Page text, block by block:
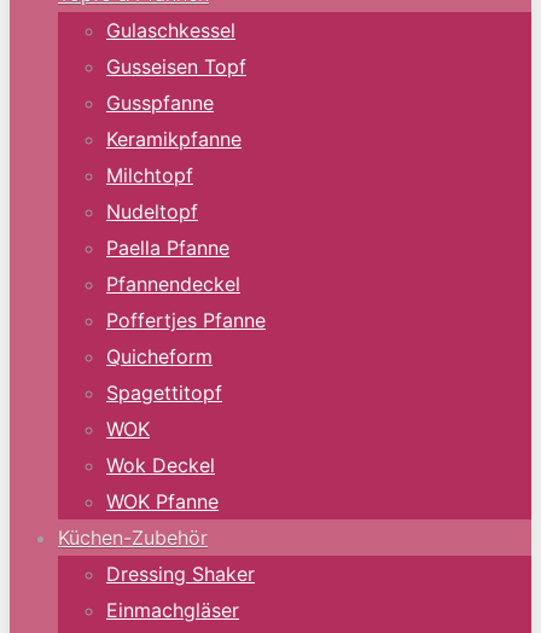
Gulaschkessel
Gusseisen Topf
Gusspfanne
Keramikpfanne
Milchtopf
Nudeltopf
Paella Pfanne
Pfannendeckel
Poffertjes Pfanne
Quicheform
Spagettitopf
WOK
Wok Deckel
WOK Pfanne
Küchen-Zubehör
Dressing Shaker
Einmachgläser